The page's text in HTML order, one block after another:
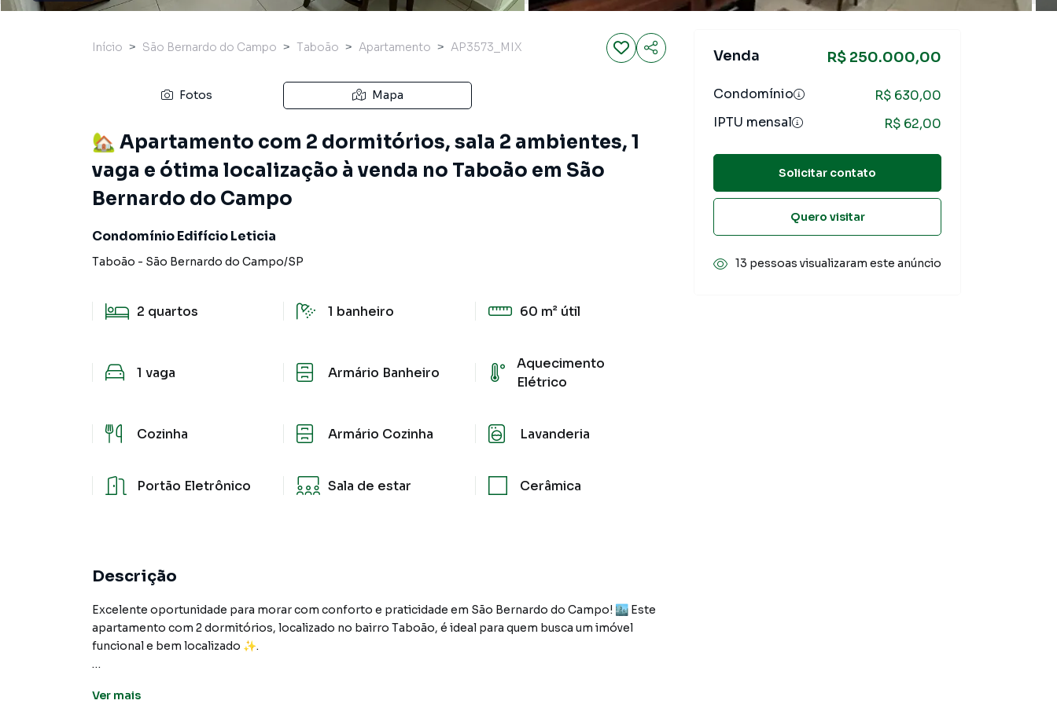
Início São Bernardo do Campo Taboão Apartamento AP3573_MIX
Fotos Mapa
🏡 Apartamento com 2 dormitórios, sala 2 ambientes, 1
vaga e ótima localização à venda no Taboão em São
Bernardo do Campo
Condomínio Edifício Leticia
Taboão - São Bernardo do Campo/SP
2 quartos 1 banheiro 60 m² útil
1 vaga Armário Banheiro
Aquecimento
Elétrico
Cozinha Armário Cozinha Lavanderia
Portão Eletrônico Sala de estar Cerâmica
Descrição
Excelente oportunidade para morar com conforto e praticidade em São Bernardo do Campo! 🏙️ Este
apartamento com 2 dormitórios, localizado no bairro Taboão, é ideal para quem busca um imóvel
funcional e bem localizado ✨.
🛋️🍽️, perfeita para momentos de convivência e descanso. A cozinha é prática e funcional 🔪, integrada
Ver mais
Venda R$ 250.000,00
Condomínio
R$ 630,00
IPTU mensal
R$ 62,00
Solicitar contato
Quero visitar
13 pessoas visualizaram este anúncio